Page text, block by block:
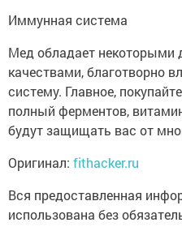
Иммунная система
Мед обладает
качествами, благотворно
систему. Главное,
полный ферментов,
будут защищать вас от
Оригинал: fithacker.ru
Вся предоставленная
использована без